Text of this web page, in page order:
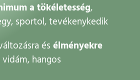
a tökéletesség,
sportol, tevékenykedik
és élményekre
hangos